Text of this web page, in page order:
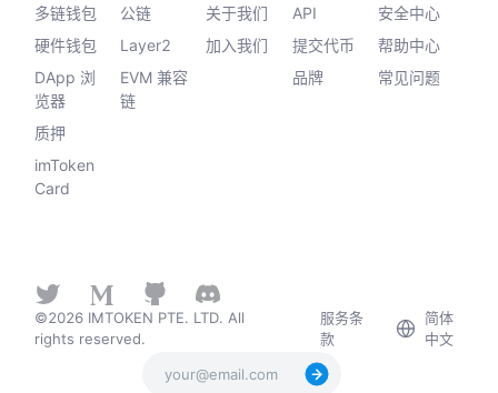
多链钱包
硬件钱包
DApp 浏
览器
质押
imToken
Card
公链
Layer2
EVM 兼容
链
关于我们
加入我们
API
提交代币
品牌
安全中心
帮助中心
常见问题
©2026 IMTOKEN PTE. LTD. All
rights reserved.
服务条
款
简体
中文